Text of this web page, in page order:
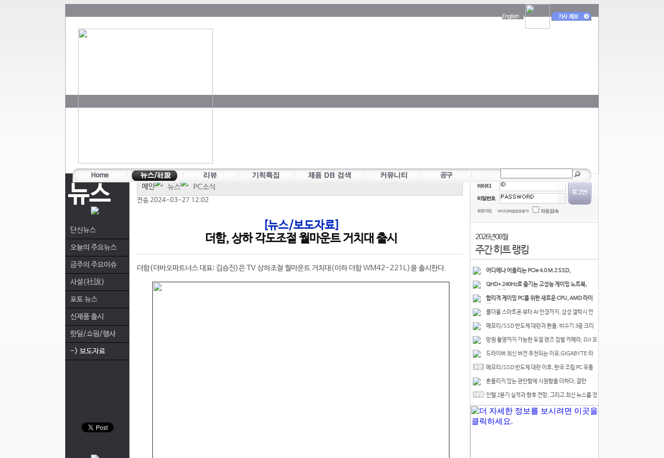
뉴스
단신뉴스
오늘의 주요뉴스
금주의 주요이슈
사설(社說)
포토 뉴스
신제품 출시
핫딜/쇼핑/행사
-> 보도자료
메인 뉴스 PC소식
전송 2024-03-27 12:02
[뉴스/보도자료]
더함, 상하 각도조절 월마운트 거치대 출시
더함(더바오파트너스 대표: 김승진)은 TV 상하조절 월마운트 거치대(이하 더함 WM42-221L)을 출시한다.
2026년 08월
주간 히트 랭킹
어디에나 어울리는 PCIe 4.0 M.2 SSD,
QHD+ 240Hz로 즐기는 고성능 게이밍 노트북,
합리적 게이밍 PC를 위한 새로운 CPU, AMD 라이
폴더블 스마트폰 부터 AI 안경까지, 삼성 갤럭시 언
메모리/SSD 반도체 대란과 환율, 비수기 3중 크리
망원 촬영까지 가능한 듀얼 렌즈 짐벌 카메라, DJI 오
드라이버 최신 버전 추천되는 이유,GIGABYTE 라
메모리/SSD 반도체 대란 이후, 한국 조립 PC 유통
흔들리지 않는 편안함에 시원함을 더하다, 잘만
인텔 2분기 실적과 향후 전망, 그리고 최신 뉴스를 정